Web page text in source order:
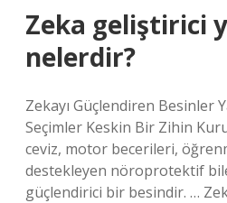
Zeka geliştirici
nelerdir?
Zekayı Güçlendiren Besinler
Seçimler Keskin Bir Zihin
ceviz, motor becerileri,
destekleyen nöroprotektif
güçlendirici bir besindir. …